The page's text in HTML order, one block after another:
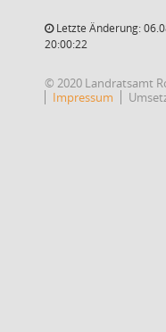
Letzte Änderung:
20:00:22
© 2020 Landratsamt
Impressum